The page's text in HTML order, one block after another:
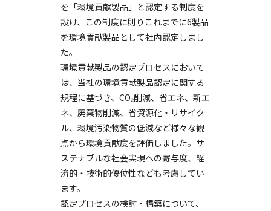
を「環境貢献製品」と認定する制度を
設け、この制度に則りこれまでに6製品
を環境貢献製品として社内認定しまし
た。
環境貢献製品の認定プロセスにおいて
は、当社の環境貢献製品認定に関する
規程に基づき、CO₂削減、省エネ、新エ
ネ、廃棄物削減、省資源化・リサイク
ル、環境汚染物質の低減など様々な観
点から環境貢献度を評価しました。サ
ステナブルな社会実現への寄与度、経
済的・技術的優位性なども考慮してい
ます。
認定プロセスの検討・構築について、